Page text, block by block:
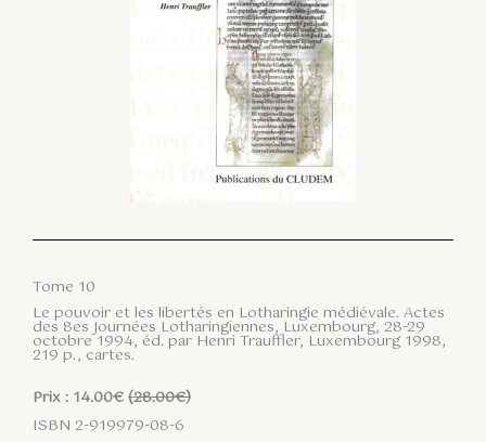
Tome 10
Le pouvoir et les libertés en Lotharingie médiévale. Actes
des 8es Journées Lotharingiennes, Luxembourg, 28-29
octobre 1994, éd. par Henri Trauffler, Luxembourg 1998,
219 p., cartes.
Prix : 14.00€(28.00€)
ISBN 2-919979-08-6